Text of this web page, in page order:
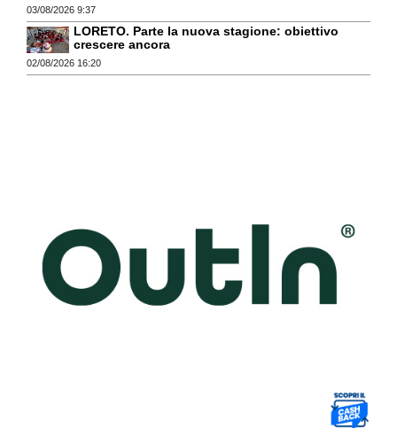
03/08/2026 9:37
LORETO. Parte la nuova stagione: obiettivo
crescere ancora
02/08/2026 16:20